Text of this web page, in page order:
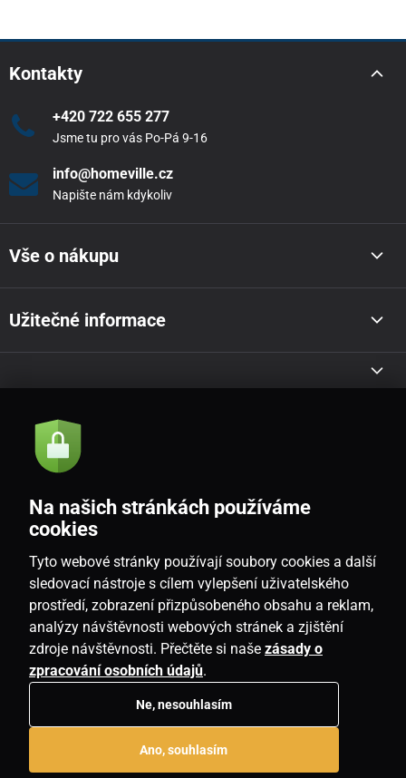
Kontakty
+420 722 655 277
Jsme tu pro vás Po-Pá 9-16
info@homeville.cz
Napište nám kdykoliv
Vše o nákupu
Užitečné informace
Akce a novinky e-mailem
Souhlasím sezásadami zpracování osobních údajů
CZ
www.homeville.cz
Na našich stránkách používáme
cookies
Tyto webové stránky používají soubory cookies a další
sledovací nástroje s cílem vylepšení uživatelského
prostředí, zobrazení přizpůsobeného obsahu a reklam,
analýzy návštěvnosti webových stránek a zjištění
zdroje návštěvnosti. Přečtěte si naše zásady o
zpracování osobních údajů.
Ne, nesouhlasím
Ano, souhlasím